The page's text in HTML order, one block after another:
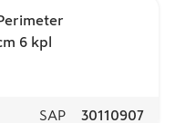
6 kpl
SAP 30110907